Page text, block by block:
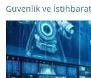
Güvenlik ve